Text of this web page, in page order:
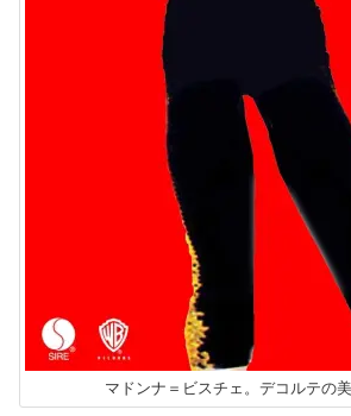
マドンナ＝ビスチェ。デコルテの美